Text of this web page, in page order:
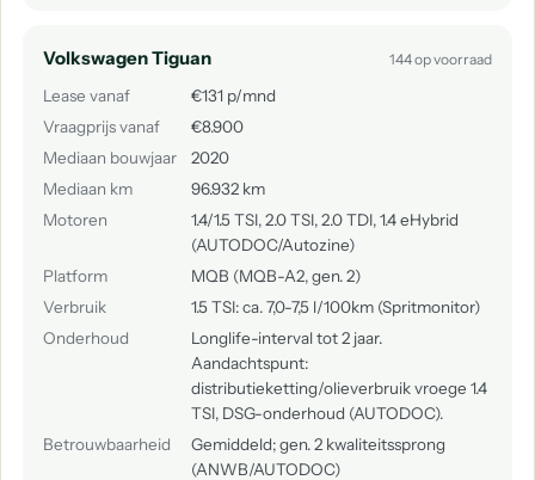
Volkswagen Tiguan 144 op voorraad
Lease vanaf
€131 p/mnd
Vraagprijs vanaf
€8.900
Mediaan bouwjaar
2020
Mediaan km
96.932 km
Motoren
1.4/1.5 TSI, 2.0 TSI, 2.0 TDI, 1.4 eHybrid
(AUTODOC/Autozine)
Platform
MQB (MQB-A2, gen. 2)
Verbruik
1.5 TSI: ca. 7,0-7,5 l/100km (Spritmonitor)
Onderhoud
Longlife-interval tot 2 jaar.
Aandachtspunt:
distributieketting/olieverbruik vroege 1.4
TSI, DSG-onderhoud (AUTODOC).
Betrouwbaarheid
Gemiddeld; gen. 2 kwaliteitssprong
(ANWB/AUTODOC)